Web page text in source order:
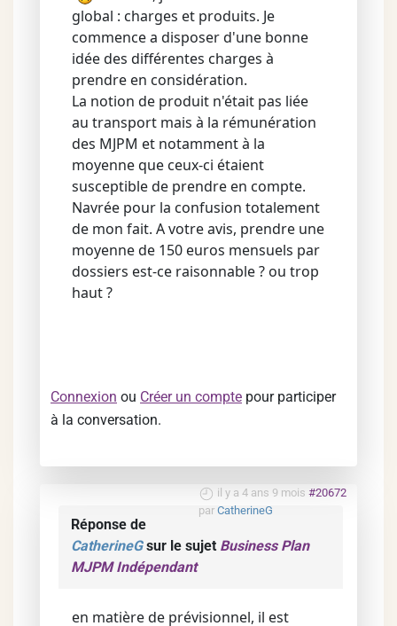
global : charges et produits. Je
commence a disposer d'une bonne
idée des différentes charges à
prendre en considération.
La notion de produit n'était pas liée
au transport mais à la rémunération
des MJPM et notamment à la
moyenne que ceux-ci étaient
susceptible de prendre en compte.
Navrée pour la confusion totalement
de mon fait. A votre avis, prendre une
moyenne de 150 euros mensuels par
dossiers est-ce raisonnable ? ou trop
haut ?
Connexion ou Créer un compte pour participer
à la conversation.
il y a 4 ans 9 mois #20672
par CatherineG
Réponse de
CatherineGsur le sujet Business Plan
MJPM Indépendant
en matière de prévisionnel, il est